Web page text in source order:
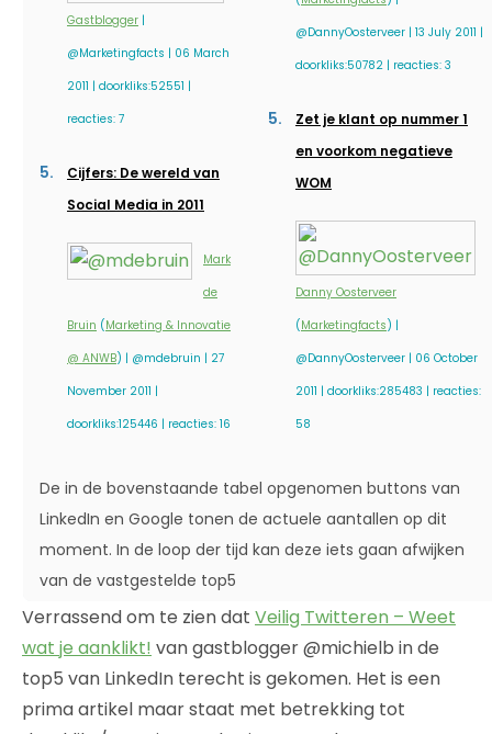
Gastblogger |
@Marketingfacts | 06 March
2011 | doorkliks:52551 |
reacties: 7
Cijfers: De wereld van
Social Media in 2011
Mark
de
Bruin (Marketing & Innovatie
@ ANWB) | @mdebruin | 27
November 2011 |
doorkliks:125446 | reacties: 16
@DannyOosterveer | 13 July 2011 |
doorkliks:50782 | reacties: 3
Zet je klant op nummer 1
en voorkom negatieve
WOM
Danny Oosterveer
(Marketingfacts) |
@DannyOosterveer | 06 October
2011 | doorkliks:285483 | reacties:
58
De in de bovenstaande tabel opgenomen buttons van
LinkedIn en Google tonen de actuele aantallen op dit
moment. In de loop der tijd kan deze iets gaan afwijken
van de vastgestelde top5
Verrassend om te zien dat Veilig Twitteren – Weet
wat je aanklikt! van gastblogger @michielb in de
top5 van LinkedIn terecht is gekomen. Het is een
prima artikel maar staat met betrekking tot